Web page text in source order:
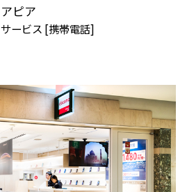
アピア
サービス [携帯電話]